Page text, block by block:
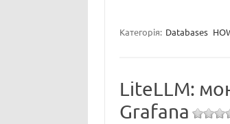
Категорія: Databases
LiteLLM:
Grafana